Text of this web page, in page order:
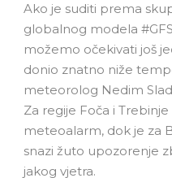
Ako je suditi prema
globalnog modela
možemo očekivati još
donio znatno niže
meteorolog Nedim
Za regije Foča i
meteoalarm, dok je za
snazi žuto upozorenje
jakog vjetra.